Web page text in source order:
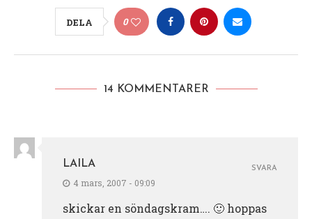
DELA 0
14 KOMMENTARER
LAILA
4 mars, 2007 - 09:09
skickar en söndagskram…. 🙂 hoppas
SVARA